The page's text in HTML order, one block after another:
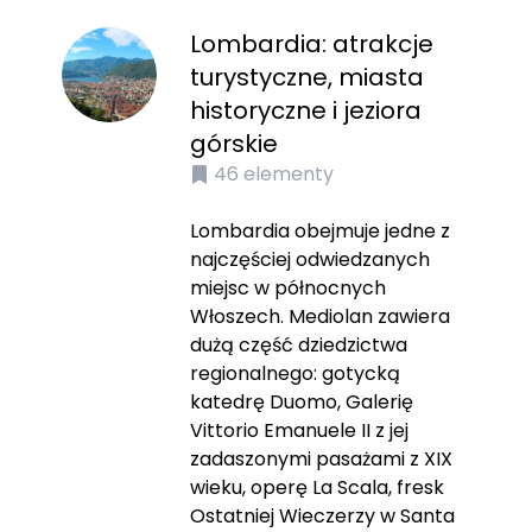
Lombardia: atrakcje
turystyczne, miasta
historyczne i jeziora
górskie
46 elementy
Lombardia obejmuje jedne z
najczęściej odwiedzanych
miejsc w północnych
Włoszech. Mediolan zawiera
dużą część dziedzictwa
regionalnego: gotycką
katedrę Duomo, Galerię
Vittorio Emanuele II z jej
zadaszonymi pasażami z XIX
wieku, operę La Scala, fresk
Ostatniej Wieczerzy w Santa